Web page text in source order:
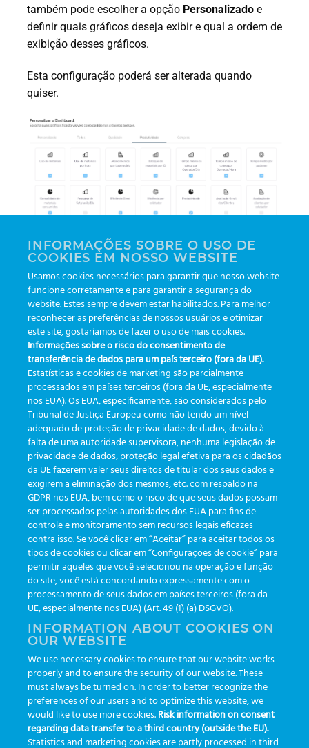
também pode escolher a opção Personalizado e
definir quais gráficos deseja exibir e qual a ordem de
exibição desses gráficos.
Esta configuração poderá ser alterada quando
quiser.
Experimente agora mesmo o nosso
aplicativoGreiner Bio-One eTracke descubra como
ele pode ajudar na rotina do seu laboratório.
Novo Dashboard do Greiner
Bio-One eTrack
Novo perfil “Governança
CATEGORIAS
Atualizações(19)
Eventos(19)
Funcionalidades(35)
Informativos(111)
TAGS
auditoria automação
congresso customização dashboard DICQ eficiência
enterprise etrack flebotomista governança clínica
GreinerBioOne greinerbioonebr HL7 IA informação
inovação ISO15189 laboratório novas tecnologias PALC
INFORMAÇÕES SOBRE O USO DE
COOKIES EM NOSSO WEBSITE
Usamos cookies necessários para garantir que nosso website
funcione corretamente e para garantir a segurança do
website. Estes sempre devem estar habilitados. Para melhor
reconhecer as preferências de nossos usuários e otimizar
este site, gostaríamos de fazer o uso de mais cookies.
Informações sobre o risco do consentimento de
transferência de dados para um país terceiro (fora da UE).
Estatísticas e cookies de marketing são parcialmente
processados em países terceiros (fora da UE, especialmente
nos EUA). Os EUA, especificamente, são considerados pelo
Tribunal de Justiça Europeu como não tendo um nível
adequado de proteção de privacidade de dados, devido à
falta de uma autoridade supervisora, nenhuma legislação de
privacidade de dados, proteção legal efetiva para os cidadãos
da UE fazerem valer seus direitos de titular dos seus dados e
exigirem a eliminação dos mesmos, etc. com respaldo na
GDPR nos EUA, bem como o risco de que seus dados possam
ser processados pelas autoridades dos EUA para fins de
controle e monitoramento sem recursos legais eficazes
contra isso. Se você clicar em “Aceitar” para aceitar todos os
tipos de cookies ou clicar em “Configurações de cookie” para
permitir aqueles que você selecionou na operação e função
do site, você está concordando expressamente com o
processamento de seus dados em países terceiros (fora da
UE, especialmente nos EUA) (Art. 49 (1) (a) DSGVO).
INFORMATION ABOUT COOKIES ON
OUR WEBSITE
We use necessary cookies to ensure that our website works
properly and to ensure the security of our website. These
must always be turned on. In order to better recognize the
preferences of our users and to optimize this website, we
would like to use more cookies.Risk information on consent
regarding data transfer to a third country (outside the EU).
Statistics and marketing cookies are partly processed in third